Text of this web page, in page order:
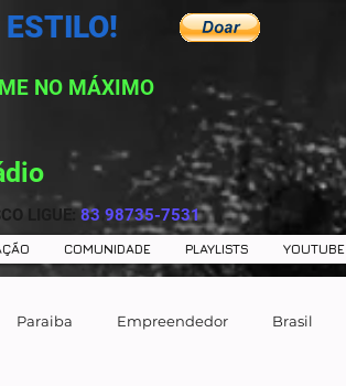
NO MÁXIMO
LIGUE: 83 98735-7531
COMUNIDADE PLAYLISTS YOUTUBE
Paraiba Empreendedor Brasil